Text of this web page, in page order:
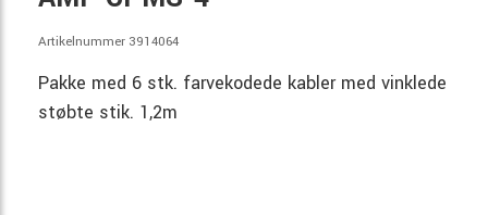
Artikelnummer 3914064
Pakke med 6 stk. farvekodede kabler med vinklede
støbte stik. 1,2m